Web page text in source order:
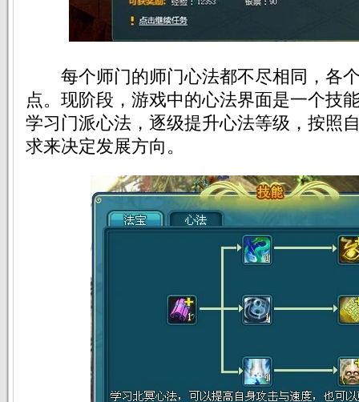
每个师门的师门心法都不尽相同，各
点。现阶段，游戏中的心法界面是一个技
学习门派心法，逐级提升心法等级，按照
求来决定发展方向。